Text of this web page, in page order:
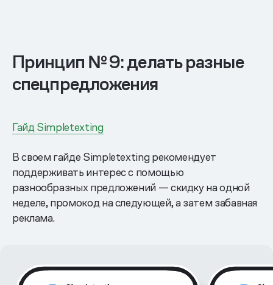
Принцип № 9: делать разные
спецпредложения
Гайд Simpletexting
В своем гайде Simpletexting рекомендует
поддерживать интерес с помощью
разнообразных предложений — скидку на одной
неделе, промокод на следующей, а затем забавная
реклама.